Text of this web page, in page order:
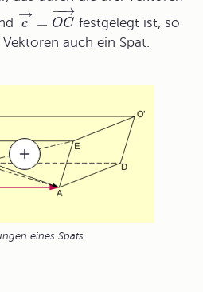
c
→ = OC
−→
−
festgelegt ist, so
auch ein Spat.
eines Spats